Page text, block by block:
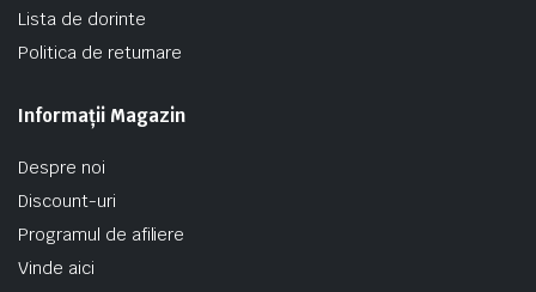
Lista de dorinte
Politica de returnare
Informații Magazin
Despre noi
Discount-uri
Programul de afiliere
Vinde aici